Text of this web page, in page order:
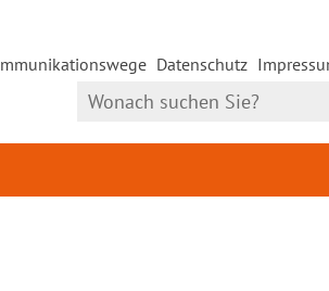
Datenschutz